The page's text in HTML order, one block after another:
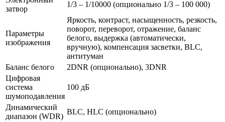
затвор
1/3 – 1/10000 (опционально 1/3 – 100 000)
Параметры
изображения
Яркость, контраст, насыщенность, резкость,
поворот, переворот, отражение, баланс
белого, выдержка (автоматически,
вручную), компенсация засветки, BLC,
антитуман
Баланс белого
2DNR (опционально), 3DNR
Цифровая
система
шумоподавления
100 дБ
Динамический
диапазон (WDR)
BLC, HLC (опционально)